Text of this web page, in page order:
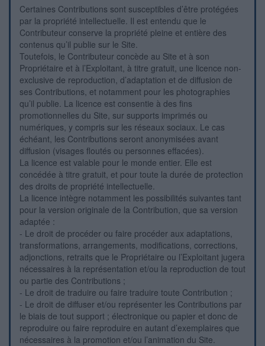
Certaines Contributions sont susceptibles d’être protégées
par la propriété intellectuelle. Il est entendu que le
Contributeur conserve la propriété pleine et entière des
contenus qu’il publie sur le Site.
Toutefois, le Contributeur concède au Site et à son
Propriétaire et à l’Exploitant, à titre gratuit, une licence non-
exclusive de reproduction, d’adaptation et de diffusion de
ses Contributions, et notamment pour les photographies
qu’il publie. La licence est consentie à des fins
promotionnelles du Site, sur supports imprimés ou
numériques, y compris sur les réseaux sociaux. Le cas
échéant, les Contributions seront anonymisées avant
diffusion (visages floutés ou personnes effacées).
La licence est valable pour le monde entier. Elle est
concédée à titre gratuit, et pour toute la durée de protection
des droits de propriété intellectuelle.
La licence intègre notamment les possibilités suivantes tant
pour la version originale de la Contribution, que sa version
adaptée :
- Le droit de procéder ou faire procéder aux adaptations,
transformations, arrangements, modifications, corrections,
adjonctions, retraits que le Propriétaire ou l’Exploitant jugera
nécessaires à la représentation et/ou la reproduction de tout
ou partie des Contributions ;
- Le droit de traduire ou faire traduire toute Contribution ;
- Le droit de diffuser et/ou représenter les Contributions par
le biais de tout support ; électronique ou papier et donc de
reproduire ou faire reproduire en autant d’exemplaires que
nécessaires à la promotion et/ou l’animation du Site.